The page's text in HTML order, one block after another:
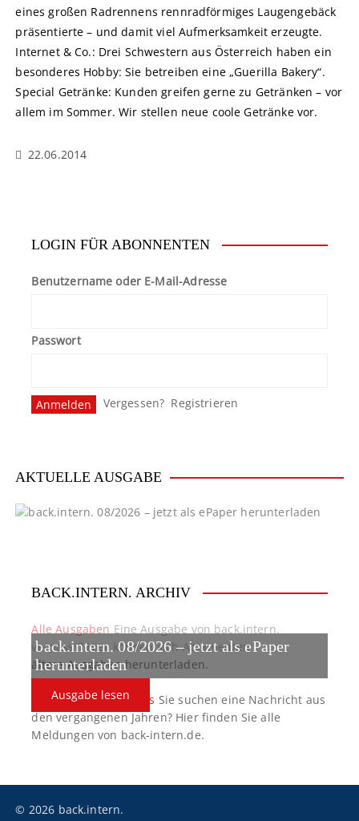
eines großen Radrennens rennradförmiges Laugengebäck
präsentierte – und damit viel Aufmerksamkeit erzeugte.
Internet & Co.: Drei Schwestern aus Österreich haben ein
besonderes Hobby: Sie betreiben eine „Guerilla Bakery“.
Special Getränke: Kunden greifen gerne zu Getränken – vor
allem im Sommer. Wir stellen neue coole Getränke vor.
22.06.2014
LOGIN FÜR ABONNENTEN
Benutzername oder E-Mail-Adresse
Passwort
Vergessen? Registrieren
AKTUELLE AUSGABE
back.intern. 08/2026 – jetzt als ePaper
herunterladen
Ausgabe lesen
BACK.INTERN. ARCHIV
Alle Ausgaben Eine Ausgabe von back.intern.
verpasst? Hier können sich Abonnenten
ältere Ausgaben herunterladen.
back.intern. Top-News Sie suchen eine Nachricht aus
den vergangenen Jahren? Hier finden Sie alle
Meldungen von back-intern.de.
© 2026 back.intern.